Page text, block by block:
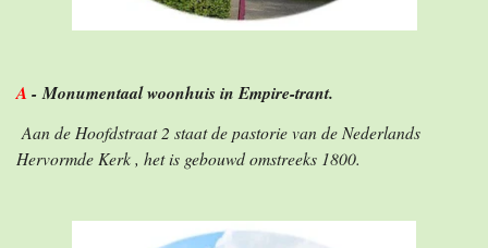
A -Monumentaal woonhuis in Empire-trant.
Aan de Hoofdstraat 2 staat de pastorie van de Nederlands
Hervormde Kerk , het is gebouwd omstreeks 1800.